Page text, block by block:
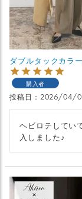
ダブルタックカラ
購入者
投稿日 2026/04/
ヘビロテしてい
入しました♪